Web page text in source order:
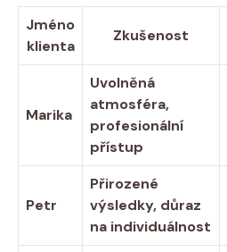
Jméno
klienta
Zkušenost
Marika
Uvolněná
atmosféra,
profesionální
přístup
Petr
Přirozené
výsledky, důraz
na individuálnost